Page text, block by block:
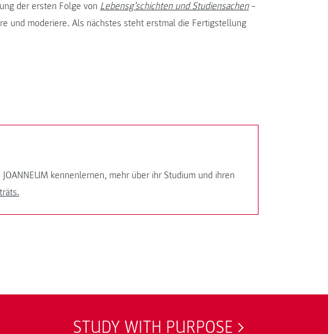
der ersten Folge von Lebensg’schichten und Studiensachen–
und moderiere. Als nächstes steht erstmal die Fertigstellung
kennenlernen, mehr über ihr Studium und ihren
STUDY WITH PURPOSE